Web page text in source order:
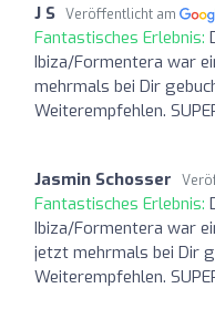
J S Veröffentlicht am
Fantastisches Erlebnis:
Ibiza/Formentera war
mehrmals bei Dir
Weiterempfehlen.
Jasmin Schosser
Fantastisches Erlebnis:
Ibiza/Formentera war
jetzt mehrmals bei Dir
Weiterempfehlen.